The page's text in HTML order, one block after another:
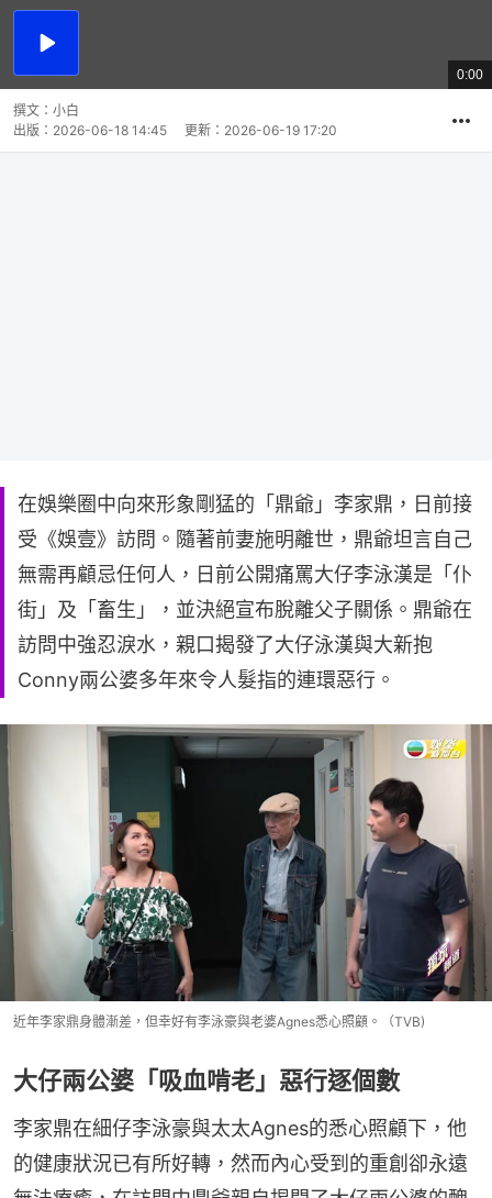
播
總
共
0:00
撰文： 小白
出版： 2026-06-18 14:45 更新： 2026-06-19 17:20
在娛樂圈中向來形象剛猛的「鼎爺」李家鼎，日前接
受《娛壹》訪問。隨著前妻施明離世，鼎爺坦言自己
無需再顧忌任何人，日前公開痛罵大仔李泳漢是「仆
街」及「畜生」，並決絕宣布脫離父子關係。鼎爺在
訪問中強忍淚水，親口揭發了大仔泳漢與大新抱
Conny兩公婆多年來令人髮指的連環惡行。
近年李家鼎身體漸差，但幸好有李泳豪與老婆Agnes悉心照顧。（TVB)
大仔兩公婆「吸血啃老」惡行逐個數
李家鼎在細仔李泳豪與太太Agnes的悉心照顧下，他
的健康狀況已有所好轉，然而內心受到的重創卻永遠